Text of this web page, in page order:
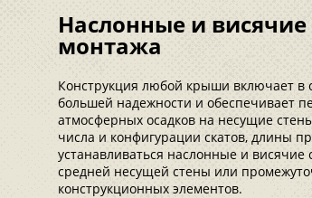
Наслонные и
монтажа
Конструкция любой крыши включает в
большей надежности и обеспечивает
атмосферных осадков на несущие
числа и конфигурации скатов, длины
устанавливаться наслонные и
средней несущей стены или
конструкционных элементов.